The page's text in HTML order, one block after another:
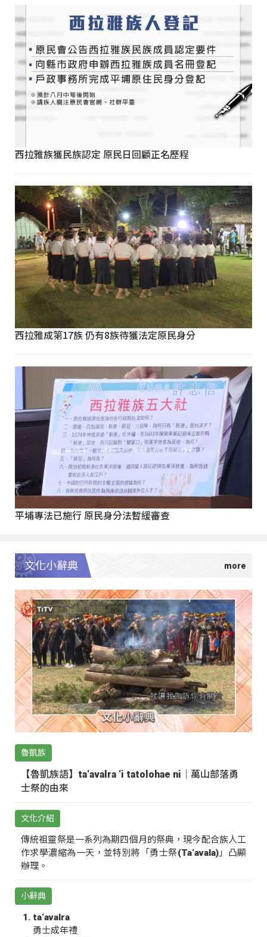
西拉雅族獲民族認定 原民日回顧正名歷程
西拉雅成第17族 仍有8族待獲法定原民身分
平埔專法已施行 原民身分法暫緩審查
文化小辭典
魯凱族
【魯凱族語】ta‘avalra ‘i tatolohae ni｜萬山部落勇
士祭的由來
文化介紹
傳統祖靈祭是一系列為期四個月的祭典，現今配合族人工
作求學濃縮為一天，並特別將「勇士祭(Ta‘avala)」凸顯
辦理。
小辭典
ta‘avalra
勇士成年禮